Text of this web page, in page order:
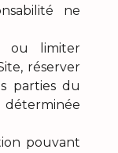
ne
ou limiter
réserver
parties du
pouvant